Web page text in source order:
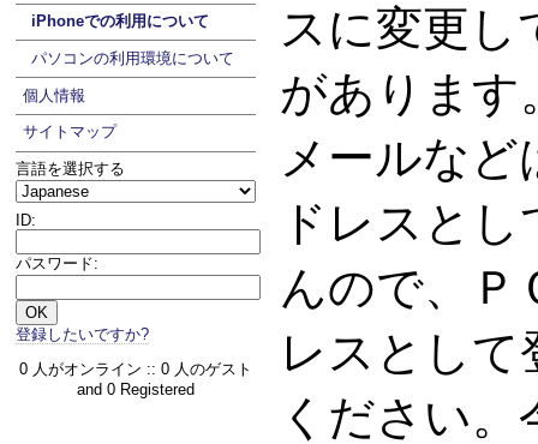
iPhoneでの利用について
パソコンの利用環境について
個人情報
サイトマップ
言語を選択する
ID:
パスワード:
登録したいですか?
0 人がオンライン :: 0 人のゲスト
and 0 Registered
スに変更し
があります
メールなど
ドレスと
んので、Ｐ
レスとして
ください